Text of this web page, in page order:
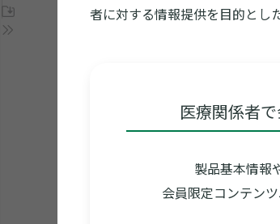
者に対する情報提供を目的とし
医療関係者
製品基本情報
会員限定コンテン